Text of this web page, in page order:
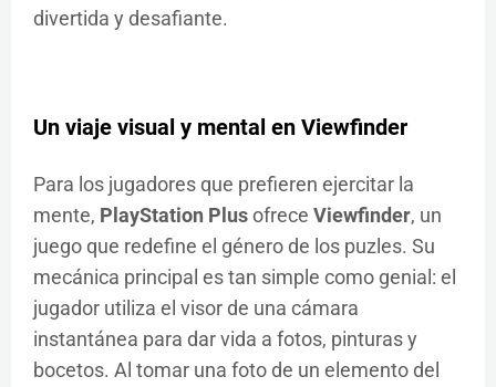
divertida y desafiante.
Un viaje visual y mental en Viewfinder
Para los jugadores que prefieren ejercitar la
mente, PlayStation Plusofrece Viewfinder, un
juego que redefine el género de los puzles. Su
mecánica principal es tan simple como genial: el
jugador utiliza el visor de una cámara
instantánea para dar vida a fotos, pinturas y
bocetos. Al tomar una foto de un elemento del